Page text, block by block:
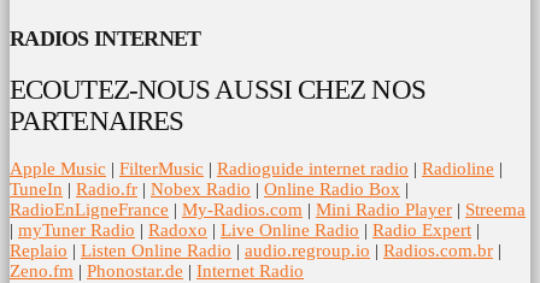
RADIOS INTERNET
ECOUTEZ-NOUS AUSSI CHEZ NOS
PARTENAIRES
Apple Music | FilterMusic | Radioguide internet radio | Radioline |
TuneIn | Radio.fr | Nobex Radio | Online Radio Box |
RadioEnLigneFrance | My-Radios.com | Mini Radio Player | Streema
| myTuner Radio | Radoxo | Live Online Radio | Radio Expert |
Replaio | Listen Online Radio | audio.regroup.io | Radios.com.br |
Zeno.fm | Phonostar.de | Internet Radio